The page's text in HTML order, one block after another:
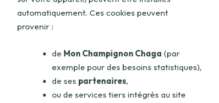
automatiquement. Ces cookies peuvent
provenir :
de Mon Champignon Chaga (par
exemple pour des besoins statistiques),
de ses partenaires,
ou de services tiers intégrés au site